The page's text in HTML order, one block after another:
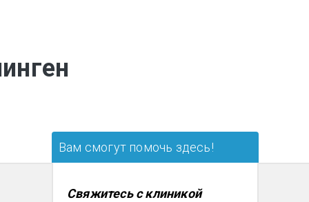
Вам смогут помочь здесь!
Свяжитесь с клиникой